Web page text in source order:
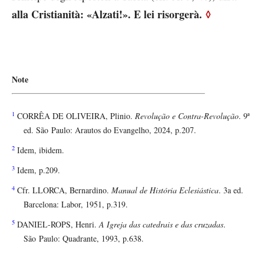
alla Cristianità: «Alzati!». E lei risorgerà. ◊
Note
1 CORRÊA DE OLIVEIRA, Plinio. Revolução e Contra-Revolução. 9ª
ed. São Paulo: Arautos do Evangelho, 2024, p.207.
2 Idem, ibidem.
3 Idem, p.209.
4 Cfr. LLORCA, Bernardino. Manual de História Eclesiástica. 3a ed.
Barcelona: Labor, 1951, p.319.
5 DANIEL-ROPS, Henri.A Igreja das catedrais e das cruzadas.
São Paulo: Quadrante, 1993, p.638.